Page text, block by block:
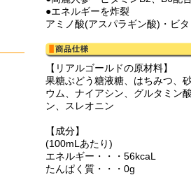
●エネルギーを炸裂
アミノ酸(アスパラギン酸)・ビ
【リアルゴールドの原材料】
果糖ぶどう糖液糖、はちみつ、
ウム、ナイアシン、グルタミン
ン、スレオニン
【成分】
(100mLあたり)
エネルギー・・・56kcaL
たんぱく質・・・0g